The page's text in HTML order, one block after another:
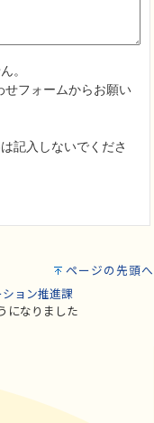
ページの先頭へ
ション推進課
になりました